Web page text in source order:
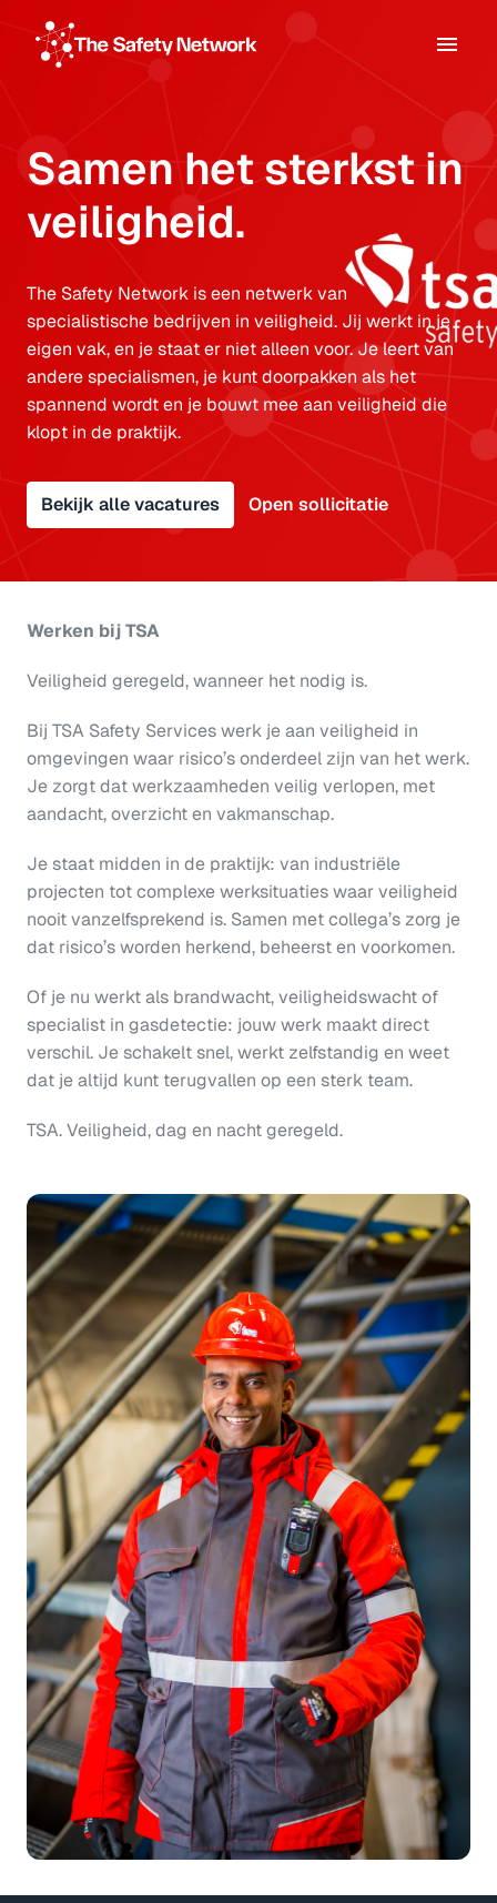
content
Homepagina
Samen het sterkst in
veiligheid.
The Safety Network is een netwerk van
specialistische bedrijven in veiligheid. Jij werkt in je
eigen vak, en je staat er niet alleen voor. Je leert van
andere specialismen, je kunt doorpakken als het
spannend wordt en je bouwt mee aan veiligheid die
klopt in de praktijk.
Bekijk alle vacatures Open sollicitatie
Werken bij TSA
Veiligheid geregeld, wanneer het nodig is.
Bij TSA Safety Services werk je aan veiligheid in
omgevingen waar risico’s onderdeel zijn van het werk.
Je zorgt dat werkzaamheden veilig verlopen, met
aandacht, overzicht en vakmanschap.
Je staat midden in de praktijk: van industriële
projecten tot complexe werksituaties waar veiligheid
nooit vanzelfsprekend is. Samen met collega’s zorg je
dat risico’s worden herkend, beheerst en voorkomen.
Of je nu werkt als brandwacht, veiligheidswacht of
specialist in gasdetectie: jouw werk maakt direct
verschil. Je schakelt snel, werkt zelfstandig en weet
dat je altijd kunt terugvallen op een sterk team.
TSA. Veiligheid, dag en nacht geregeld.